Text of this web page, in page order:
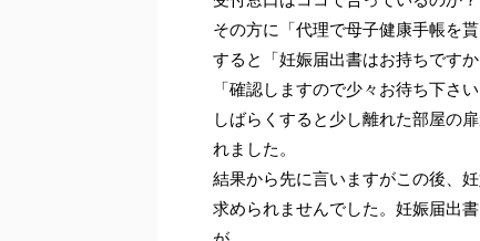
その方に「代理で母子健康手帳を
すると「妊娠届出書はお持ちです
「確認しますので少々お待ち下さ
しばらくすると少し離れた部屋の
れました。
結果から先に言いますがこの後、
求められませんでした。妊娠届出